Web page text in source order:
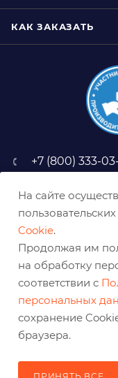
КАК ЗАКАЗАТЬ
+7 (800) 333-
308009, Россия,
На сайте
Cookie.
Продолжая им
на обработку
соответствии с
персональных
сохранение
браузера.